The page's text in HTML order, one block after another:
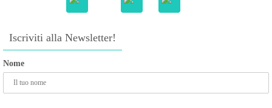
Iscriviti alla Newsletter!
Nome